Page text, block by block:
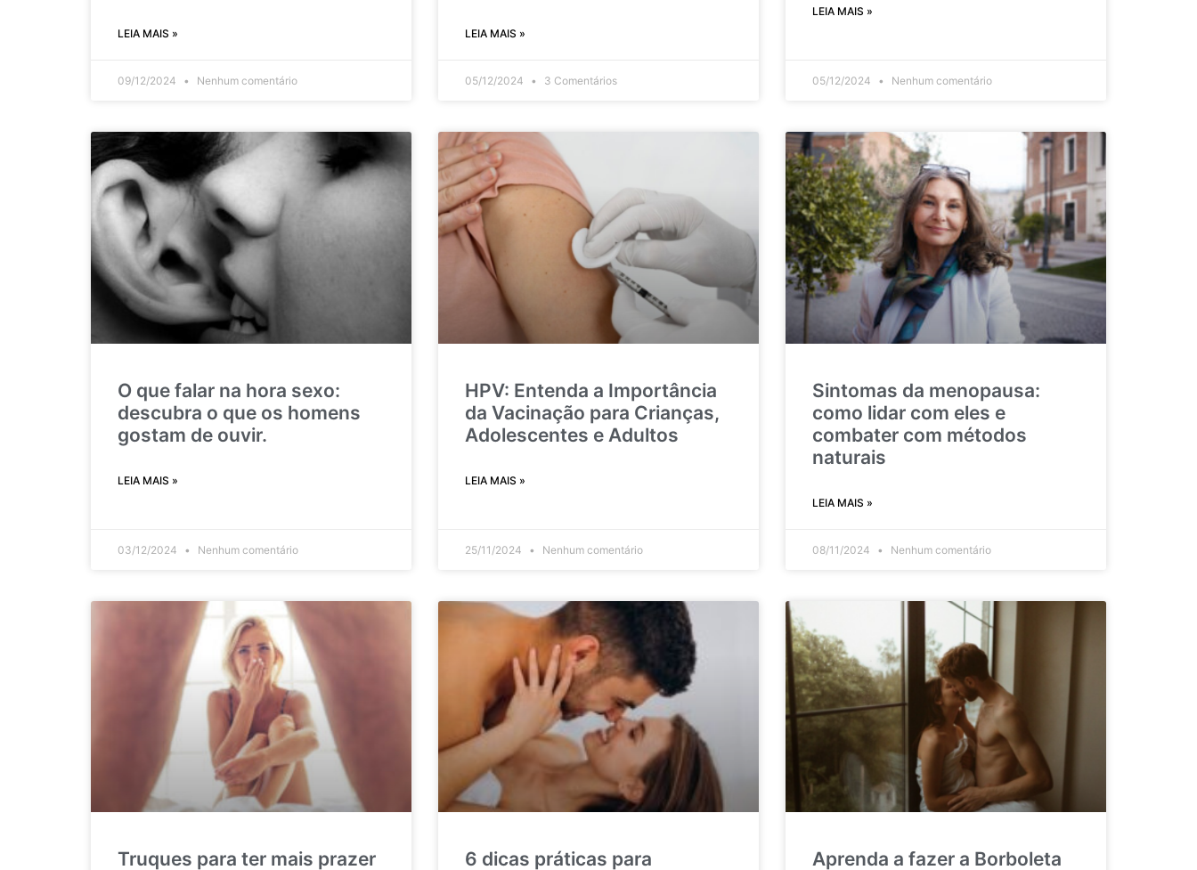
LEIA MAIS »
09/12/2024 Nenhum comentário
LEIA MAIS »
05/12/2024 3 Comentários
LEIA MAIS »
05/12/2024 Nenhum comentário
O que falar na hora sexo:
descubra o que os homens
gostam de ouvir.
LEIA MAIS »
03/12/2024 Nenhum comentário
HPV: Entenda a Importância
da Vacinação para Crianças,
Adolescentes e Adultos
LEIA MAIS »
25/11/2024 Nenhum comentário
Sintomas da menopausa:
como lidar com eles e
combater com métodos
naturais
LEIA MAIS »
08/11/2024 Nenhum comentário
Truques para ter mais prazer
6 dicas práticas para
Aprenda a fazer a Borboleta